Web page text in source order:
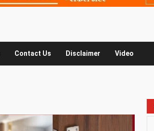
Contact Us Disclaimer Video